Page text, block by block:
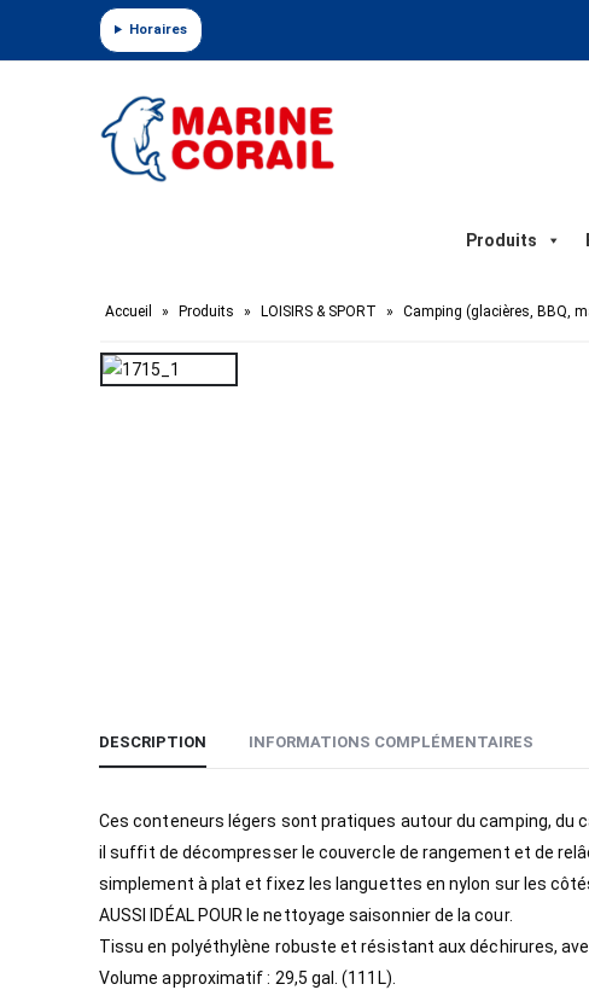
Horaires
Produits
Accueil » Produits » LOISIRS & SPORT » Camping (glacières, BBQ,
DESCRIPTION INFORMATIONS COMPLÉMENTAIRES
Ces conteneurs légers sont pratiques autour du camping, du
il suffit de décompresser le couvercle de rangement et de
simplement à plat et fixez les languettes en nylon sur les
AUSSI IDÉAL POUR le nettoyage saisonnier de la cour.
Tissu en polyéthylène robuste et résistant aux déchirures,
Volume approximatif : 29,5 gal. (111L).
Panneau de gestion des cookies